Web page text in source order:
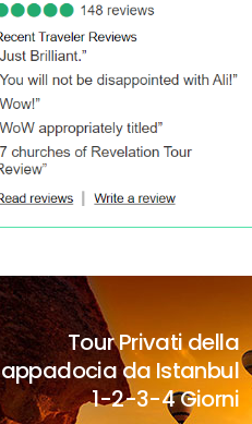
Tour Privati della
da Istanbul
1-2-3-4 Giorni